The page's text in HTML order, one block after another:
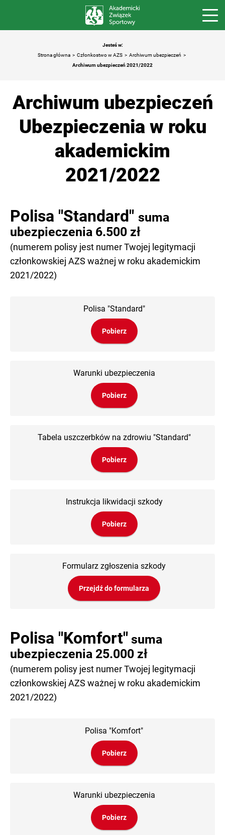
Jesteś w:
Strona główna
Członkostwo w AZS
Archiwum ubezpieczeń
Archiwum ubezpieczeń 2021/2022
Archiwum ubezpieczeń
Ubezpieczenia w roku
akademickim
2021/2022
Polisa "Standard" suma
ubezpieczenia 6.500 zł
(numerem polisy jest numer Twojej legitymacji
członkowskiej AZS ważnej w roku akademickim
2021/2022)
Polisa "Standard"
Pobierz
Warunki ubezpieczenia
Pobierz
Tabela uszczerbków na zdrowiu "Standard"
Pobierz
Instrukcja likwidacji szkody
Pobierz
Formularz zgłoszenia szkody
Przejdź do formularza
Polisa "Komfort" suma
ubezpieczenia 25.000 zł
(numerem polisy jest numer Twojej legitymacji
członkowskiej AZS ważnej w roku akademickim
2021/2022)
Polisa "Komfort"
Pobierz
Warunki ubezpieczenia
Pobierz